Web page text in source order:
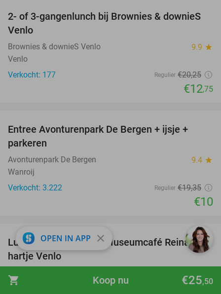
shopping_cart €25,50
Koop nu
37%
2- of 3-gangenlunch bij Brownies & downieS
Venlo
Brownies & downieS Venlo 9.9 star
Venlo
Verkocht: 177
Regulier €20,25
€12,75
Entree Avonturenpark De Bergen + ijsje +
parkeren
Avonturenpark De Bergen 9.4 star
Wanroij
Verkocht: 3.222
Regulier €19,35
€10
32%
Luxe lunchetagère bij Museumcafé Reina in
hartje Venlo
Venlo
OPEN IN APP close